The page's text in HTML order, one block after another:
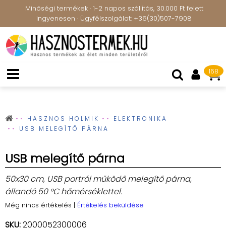
Minőségi termékek · 1-2 napos szállítás, 30.000 Ft felett
ingyenesen · Ügyfélszolgálat: +36(30)507-7908
168
HASZNOS HOLMIK
ELEKTRONIKA
USB MELEGÍTŐ PÁRNA
USB melegítő párna
50x30 cm, USB portról működő melegítő párna,
állandó 50 °C hőmérséklettel.
Még nincs értékelés | Értékelés beküldése
SKU:2000052300006